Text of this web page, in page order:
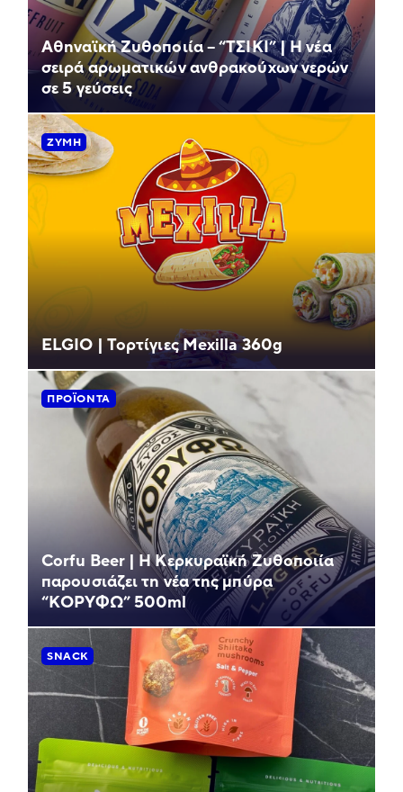
Αθηναϊκή Ζυθοποιία – “ΤΣΙΚΙ” | Η νέα
σειρά αρωματικών ανθρακούχων νερών
σε 5 γεύσεις
ΖΎΜΗ
ELGIO | Τορτίγιες Mexilla 360g
ΠΡΟΪΌΝΤΑ
Corfu Beer | Η Κερκυραϊκή Ζυθοποιία
παρουσιάζει τη νέα της μπύρα
“ΚΟΡΥΦΩ” 500ml
SNACK